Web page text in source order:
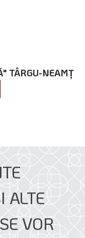
TÂRGU-NEAMȚ
ALTE
VOR